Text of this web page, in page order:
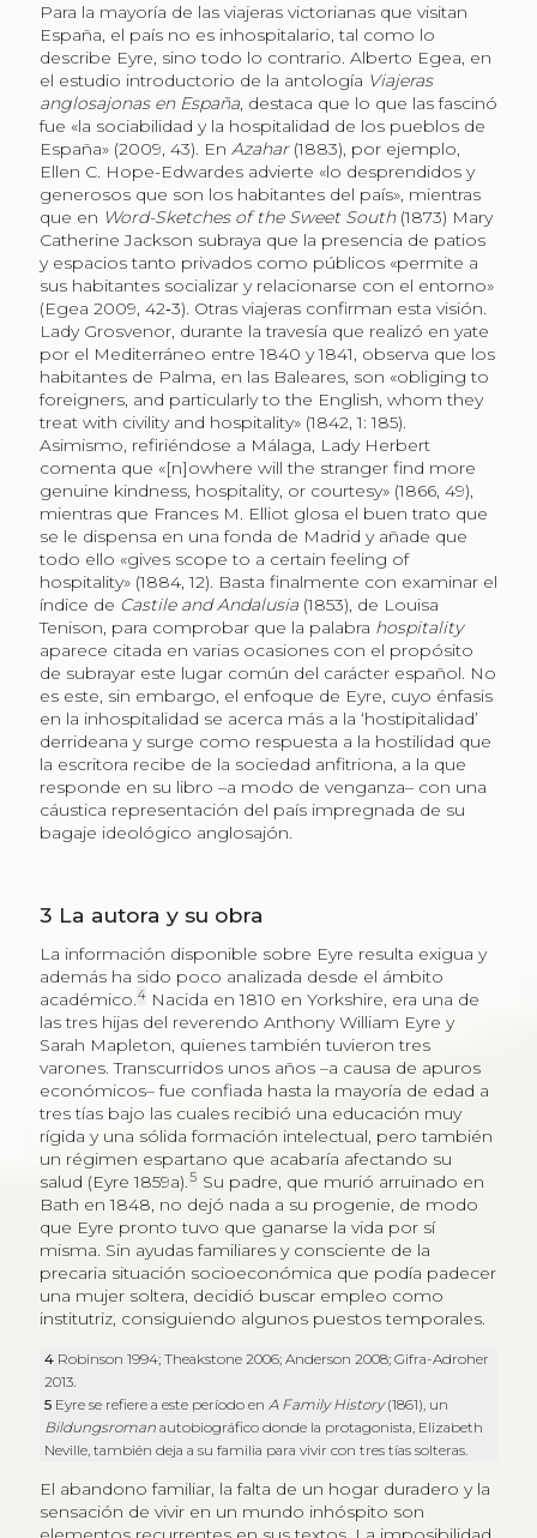
Para la mayoría de las viajeras victorianas que visitan
España, el país no es inhospitalario, tal como lo
describe Eyre, sino todo lo contrario. Alberto Egea, en
el estudio introductorio de la antología Viajeras
anglosajonas en España, destaca que lo que las fascinó
fue «la sociabilidad y la hospitalidad de los pueblos de
España» (2009, 43). En Azahar (1883), por ejemplo,
Ellen C. Hope-Edwardes advierte «lo desprendidos y
generosos que son los habitantes del país», mientras
que en Word-Sketches of the Sweet South (1873) Mary
Catherine Jackson subraya que la presencia de patios
y espacios tanto privados como públicos «permite a
sus habitantes socializar y relacionarse con el entorno»
(Egea 2009, 42‑3). Otras viajeras confirman esta visión.
Lady Grosvenor, durante la travesía que realizó en yate
por el Mediterráneo entre 1840 y 1841, observa que los
habitantes de Palma, en las Baleares, son «obliging to
foreigners, and particularly to the English, whom they
treat with civility and hospitality» (1842, 1: 185).
Asimismo, refiriéndose a Málaga, Lady Herbert
comenta que «[n]owhere will the stranger find more
genuine kindness, hospitality, or courtesy» (1866, 49),
mientras que Frances M. Elliot glosa el buen trato que
se le dispensa en una fonda de Madrid y añade que
todo ello «gives scope to a certain feeling of
hospitality» (1884, 12). Basta finalmente con examinar el
índice de Castile and Andalusia (1853), de Louisa
Tenison, para comprobar que la palabra hospitality
aparece citada en varias ocasiones con el propósito
de subrayar este lugar común del carácter español. No
es este, sin embargo, el enfoque de Eyre, cuyo énfasis
en la inhospitalidad se acerca más a la ‘hostipitalidad’
derrideana y surge como respuesta a la hostilidad que
la escritora recibe de la sociedad anfitriona, a la que
responde en su libro –a modo de venganza– con una
cáustica representación del país impregnada de su
bagaje ideológico anglosajón.
3 La autora y su obra
La información disponible sobre Eyre resulta exigua y
además ha sido poco analizada desde el ámbito
académico.4Nacida en 1810 en Yorkshire, era una de
las tres hijas del reverendo Anthony William Eyre y
Sarah Mapleton, quienes también tuvieron tres
varones. Transcurridos unos años –a causa de apuros
económicos– fue confiada hasta la mayoría de edad a
tres tías bajo las cuales recibió una educación muy
rígida y una sólida formación intelectual, pero también
un régimen espartano que acabaría afectando su
salud (Eyre 1859a).5 Su padre, que murió arruinado en
Bath en 1848, no dejó nada a su progenie, de modo
que Eyre pronto tuvo que ganarse la vida por sí
misma. Sin ayudas familiares y consciente de la
precaria situación socioeconómica que podía padecer
una mujer soltera, decidió buscar empleo como
institutriz, consiguiendo algunos puestos temporales.
4 Robinson 1994; Theakstone 2006; Anderson 2008; Gifra-Adroher
2013.
5 Eyre se refiere a este período enA Family History(1861), un
Bildungsroman autobiográfico donde la protagonista, Elizabeth
Neville, también deja a su familia para vivir con tres tías solteras.
El abandono familiar, la falta de un hogar duradero y la
sensación de vivir en un mundo inhóspito son